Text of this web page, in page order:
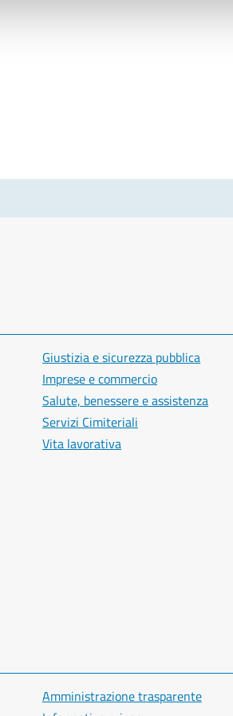
Giustizia e sicurezza pubblica
Imprese e commercio
Salute, benessere e assistenza
Servizi Cimiteriali
Vita lavorativa
Amministrazione trasparente